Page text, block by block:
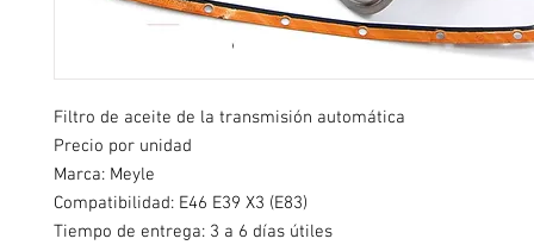
Filtro de aceite de la transmisión automática
Precio por unidad
Marca: Meyle
Compatibilidad: E46 E39 X3 (E83)
Tiempo de entrega: 3 a 6 días útiles